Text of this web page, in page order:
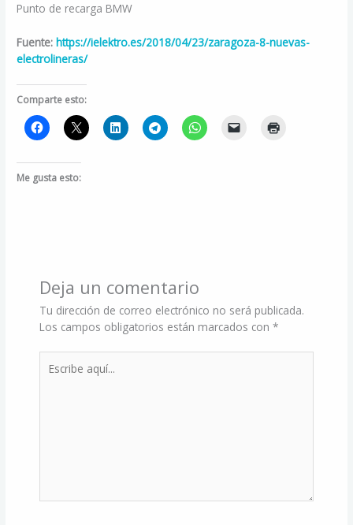
Punto de recarga BMW
Fuente:https://ielektro.es/2018/04/23/zaragoza-8-nuevas-
electrolineras/
Comparte esto:
Me gusta esto:
Deja un comentario
Tu dirección de correo electrónico no será publicada.
Los campos obligatorios están marcados con*
aquí...